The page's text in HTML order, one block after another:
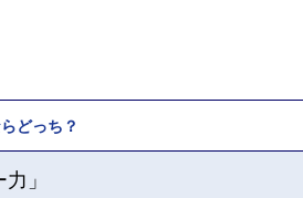
どっち？
」